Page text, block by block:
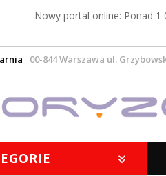
Nowy portal online: Ponad 1
00-844 Warszawa ul.